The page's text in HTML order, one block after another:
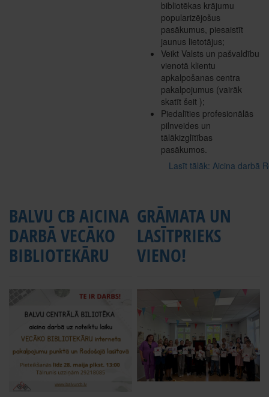
bibliotēkas krājumu
popularizējošus
pasākumus, piesaistīt
jaunus lietotājus;
Veikt Valsts un pašvaldību
vienotā klientu
apkalpošanas centra
pakalpojumus (vairāk
skatīt šeit );
Piedalīties profesionālās
pilnveides un
tālākizglītības
pasākumos.
Lasīt tālāk: Aicina darbā
BALVU CB AICINA
DARBĀ VECĀKO
BIBLIOTEKĀRU
GRĀMATA UN
LASĪTPRIEKS
VIENO!